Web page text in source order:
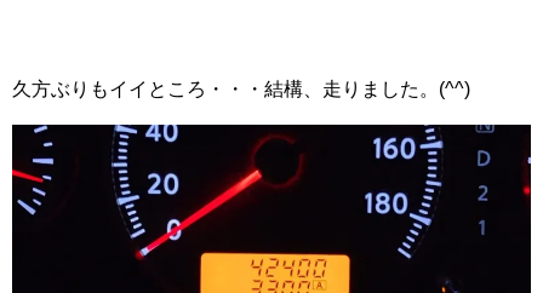
久方ぶりもイイところ・・・結構、走りました。(^^)